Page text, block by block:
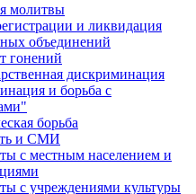
молитвы
и ликвидация
объединений
гонений
дискриминация
и борьба с
борьба
и СМИ
с местным населением и
с учреждениями культуры